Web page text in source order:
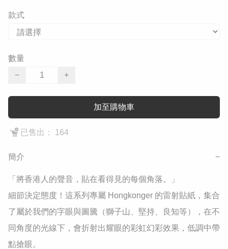
款式
數量
−
+
加至購物車
已售出： 164
簡介 −
「將香港人的聲音，貼在看得見的每個角落。」
細節決定態度！這系列專屬 Hongkonger 的雷射貼紙，集合
了屬於我們的字眼與圖騰（獅子山、堅持、良知等），在不
同角度的光線下，會折射出耀眼的彩虹幻彩效果，低調中帶
點搶眼。